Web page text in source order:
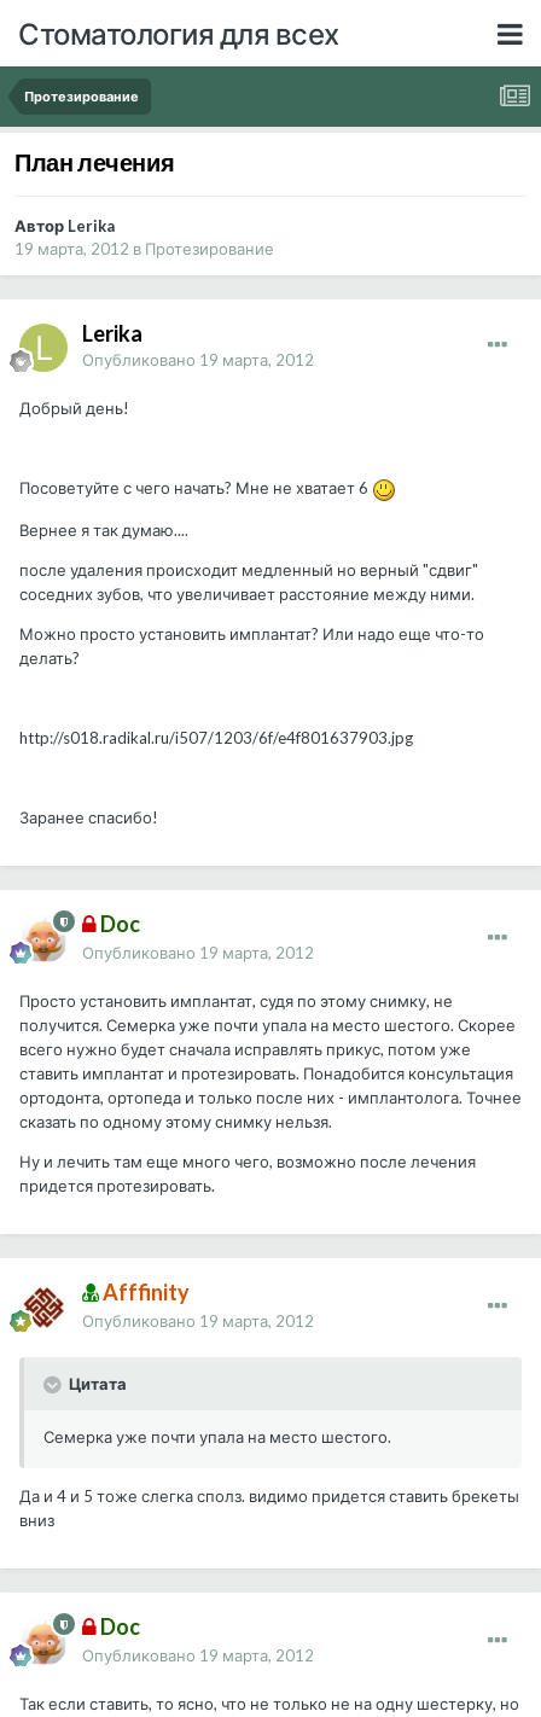
Стоматология для всех
Протезирование
План лечения
Автор Lerika
19 марта, 2012 в Протезирование
Lerika
Опубликовано 19 марта, 2012
Добрый день!
Посоветуйте с чего начать? Мне не хватает 6
Вернее я так думаю....
после удаления происходит медленный но верный "сдвиг"
соседних зубов, что увеличивает расстояние между ними.
Можно просто установить имплантат? Или надо еще что-то
делать?
http://s018.radikal.ru/i507/1203/6f/e4f801637903.jpg
Заранее спасибо!
Doc
Опубликовано 19 марта, 2012
Просто установить имплантат, судя по этому снимку, не
получится. Семерка уже почти упала на место шестого. Скорее
всего нужно будет сначала исправлять прикус, потом уже
ставить имплантат и протезировать. Понадобится консультация
ортодонта, ортопеда и только после них - имплантолога. Точнее
сказать по одному этому снимку нельзя.
Ну и лечить там еще много чего, возможно после лечения
придется протезировать.
Afffinity
Опубликовано 19 марта, 2012
Цитата
Семерка уже почти упала на место шестого.
Да и 4 и 5 тоже слегка сполз. видимо придется ставить брекеты
вниз
Doc
Опубликовано 19 марта, 2012
Так если ставить, то ясно, что не только не на одну шестерку, но